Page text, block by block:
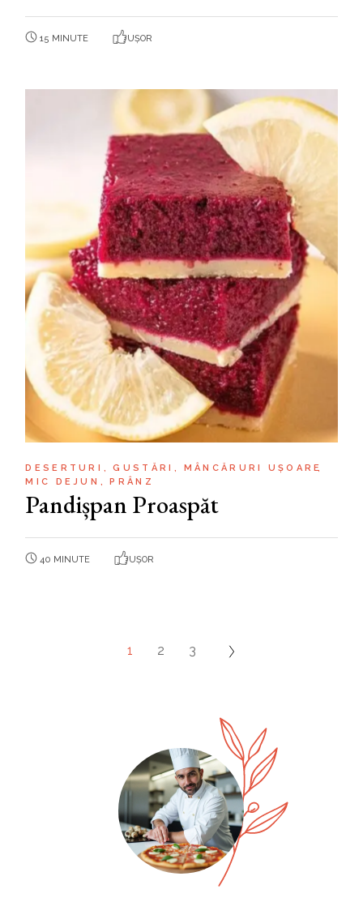
15 MINUTE UȘOR
DESERTURI GUSTĂRI
MÂNCĂRURI UȘOARE
MIC DEJUN
PRÂNZ
Pandișpan Proaspăt
40 MINUTE UȘOR
1 2 3